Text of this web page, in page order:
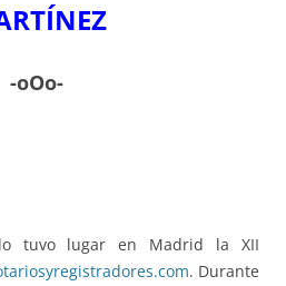
-oOo-
tuvo lugar en Madrid la XII
. Durante